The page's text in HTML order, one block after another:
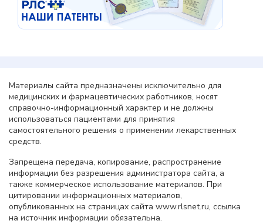
Материалы сайта предназначены исключительно для
медицинских и фармацевтических работников, носят
справочно-информационный характер и не должны
использоваться пациентами для принятия
самостоятельного решения о применении лекарственных
средств.
Запрещена передача, копирование, распространение
информации без разрешения администратора сайта, а
также коммерческое использование материалов. При
цитировании информационных материалов,
опубликованных на страницах сайта www.rlsnet.ru, ссылка
на источник информации обязательна.